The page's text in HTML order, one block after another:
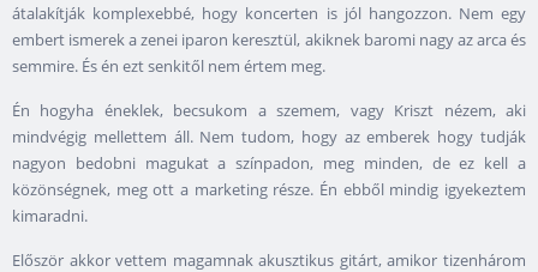
átalakítják komplexebbé, hogy koncerten is jól hangozzon. Nem egy
embert ismerek a zenei iparon keresztül, akiknek baromi nagy az arca és
semmire. És én ezt senkitől nem értem meg.
Én hogyha éneklek, becsukom a szemem, vagy Kriszt nézem, aki
mindvégig mellettem áll. Nem tudom, hogy az emberek hogy tudják
nagyon bedobni magukat a színpadon, meg minden, de ez kell a
közönségnek, meg ott a marketing része. Én ebből mindig igyekeztem
kimaradni.
Először akkor vettem magamnak akusztikus gitárt, amikor tizenhárom